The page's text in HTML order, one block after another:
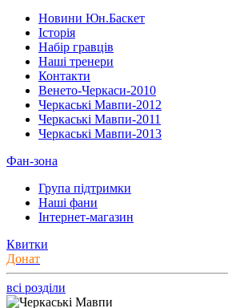
Новини Юн.Баскет
Історія
Набір гравців
Наші тренери
Контакти
Венето-Черкаси-2010
Черкаські Мавпи-2012
Черкаські Мавпи-2011
Черкаські Мавпи-2013
Фан-зона
Група підтримки
Наші фани
Інтернет-магазин
Квитки
Донат
всі розділи